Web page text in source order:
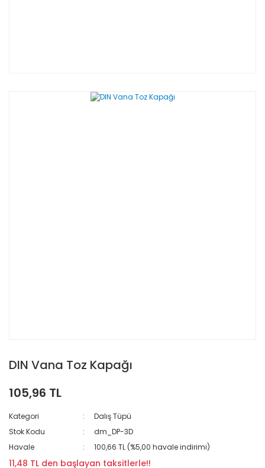
DIN Vana Toz Kapağı
105,96 TL
Kategori
Dalış Tüpü
Stok Kodu
dm_DP-3D
Havale
100,66 TL (%5,00 havale indirimi)
11,48 TL den başlayan taksitlerle!!